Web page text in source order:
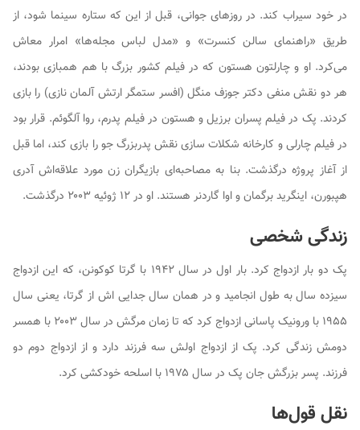
در خود سیراب کند. در روزهای جوانی، قبل از این که ستاره سینما شود، از
طریق «راهنمای سالن کنسرت» و «مدل لباس مجله‌ها» امرار معاش
می‌کرد. او و چارلتون هستون که در فیلم کشور بزرگبا هم همبازی بودند،
هر دو نقش منفی دکتر جوزف منگل (افسر ستمگر ارتش آلمان نازی) را بازی
کردند. پک در فیلم پسران برزیلو هستون در فیلم پدرم، روا آلگوئم. قرار بود
در فیلمچارلی و کارخانه شکلات سازینقش پدربزرگ جو را بازی کند، اما قبل
از آغاز پروژه درگذشت. بنا به مصاحبه‌ای بازیگران زن مورد علاقه‌اش آدری
هپبورن، اینگرید برگمان و اوا گاردنر هستند. او در ۱۲ ژوئیه ۲۰۰۳ درگذشت.
زندگی شخصی
پک دو بار ازدواج کرد. بار اول در سال ۱۹۴۲ با گرتا کوکونن، که این ازدواج
سیزده سال به طول انجامید و در همان سال جدایی اش از گرتا، یعنی سال
۱۹۵۵ با ورونیک پاسانی ازدواج کرد که تا زمان مرگش در سال ۲۰۰۳ با همسر
دومش زندگی کرد. پک از ازدواج اولش سه فرزند دارد و از ازدواج دوم دو
فرزند. پسر بزرگش جان پک در سال ۱۹۷۵ با اسلحه خودکشی کرد.
نقل قول‌ها